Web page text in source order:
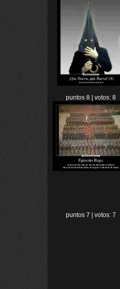
puntos 8 | votos: 8
puntos 7 | votos: 7